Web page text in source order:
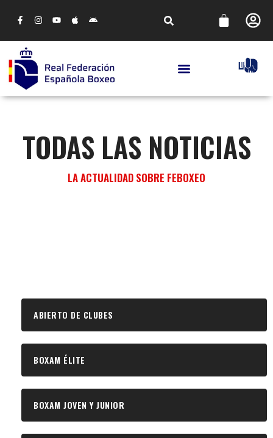
TODAS LAS NOTICIAS
LA ACTUALIDAD SOBRE FEBOXEO
ABIERTO DE CLUBES
BOXAM ÉLITE
BOXAM JOVEN Y JUNIOR